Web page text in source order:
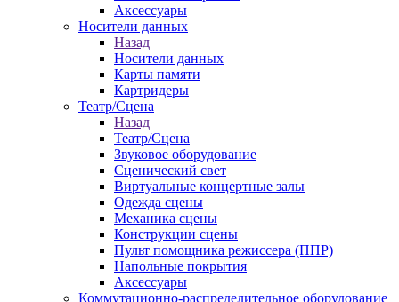
Аксессуары
Носители данных
Назад
Носители данных
Карты памяти
Картридеры
Театр/Сцена
Назад
Театр/Сцена
Звуковое оборудование
Сценический свет
Виртуальные концертные залы
Одежда сцены
Механика сцены
Конструкции сцены
Пульт помощника режиссера (ППР)
Напольные покрытия
Аксессуары
Коммутационно-распределительное оборудование